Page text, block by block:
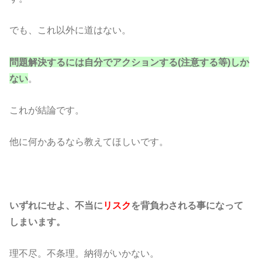
でも、これ以外に道はない。
問題解決するには自分でアクションする(注意する等)しか
ない
これが結論です。
他に何かあるなら教えてほしいです。
いずれにせよ、不当に リスクを背負わされる事になって
しまいます。
理不尽。不条理。納得がいかない。